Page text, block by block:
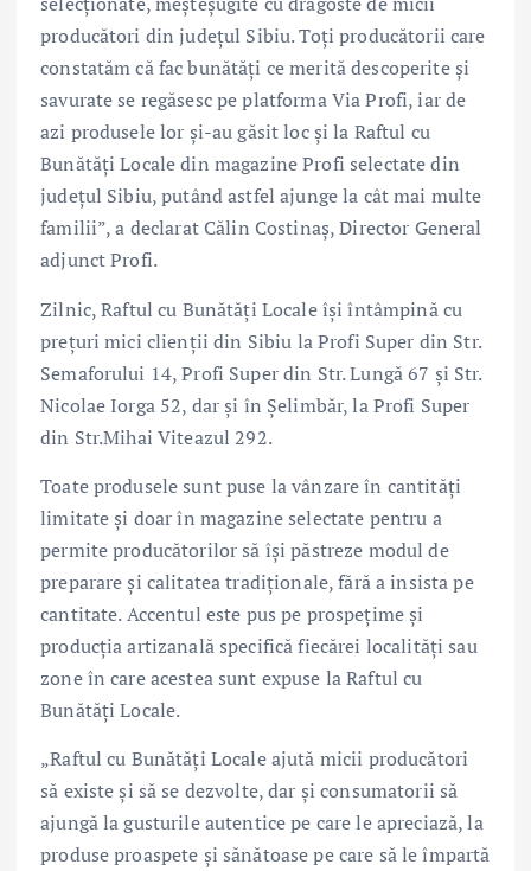
producători din județul Sibiu. Toți producătorii care
constatăm că fac bunătăți ce merită descoperite și
savurate se regăsesc pe platforma Via Profi, iar de
azi produsele lor și-au găsit loc și la Raftul cu
Bunătăți Locale din magazine Profi selectate din
județul Sibiu, putând astfel ajunge la cât mai multe
familii”, a declarat Călin Costinaș, Director General
adjunct Profi.
Zilnic, Raftul cu Bunătăți Locale își întâmpină cu
prețuri mici clienții din Sibiu la Profi Super din Str.
Semaforului 14, Profi Super din Str. Lungă 67 și Str.
Nicolae Iorga 52, dar și în Șelimbăr, la Profi Super
din Str.Mihai Viteazul 292.
Toate produsele sunt puse la vânzare în cantități
limitate și doar în magazine selectate pentru a
permite producătorilor să își păstreze modul de
preparare și calitatea tradiționale, fără a insista pe
cantitate. Accentul este pus pe prospețime și
producția artizanală specifică fiecărei localități sau
zone în care acestea sunt expuse la Raftul cu
Bunătăți Locale.
„Raftul cu Bunătăți Locale ajută micii producători
să existe și să se dezvolte, dar și consumatorii să
ajungă la gusturile autentice pe care le apreciază, la
produse proaspete și sănătoase pe care să le împartă